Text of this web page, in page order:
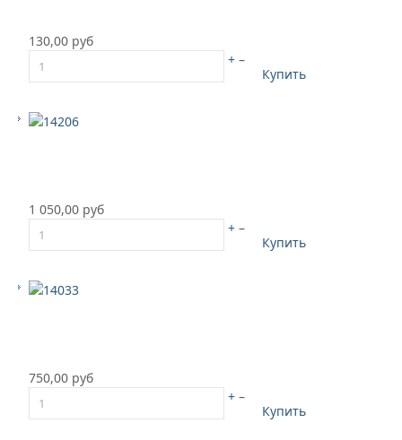
130,00 руб
+ –
Купить
1 050,00 руб
+ –
Купить
750,00 руб
+ –
Купить